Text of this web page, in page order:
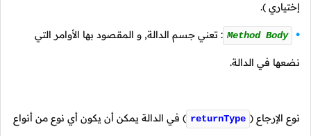
إختياري ).
Method Body : تعني جسم الدالة, و المقصود بها الأوامر التي
نضعها في الدالة.
نوع الإرجاع (
returnType
) في الدالة يمكن أن يكون أي نوع من أنواع